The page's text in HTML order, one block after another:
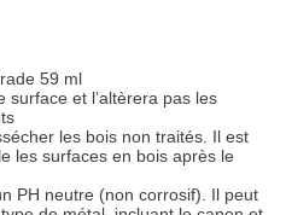
59 ml
surface et l’altèrera pas les
les bois non traités. Il est
les surfaces en bois après le
PH neutre (non corrosif). Il peut